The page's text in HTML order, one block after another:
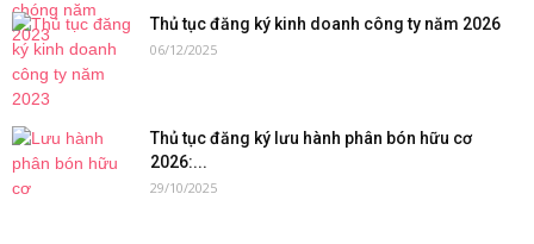
Thủ tục đăng ký kinh doanh công ty năm 2026
06/12/2025
Thủ tục đăng ký lưu hành phân bón hữu cơ
2026:...
29/10/2025